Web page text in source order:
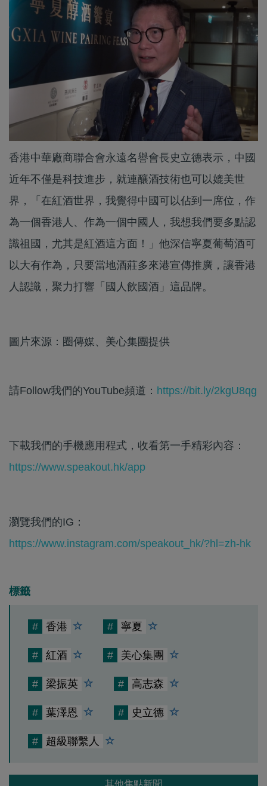
香港中華廠商聯合會永遠名譽會長史立德表示，中國
近年不僅是科技進步，就連釀酒技術也可以媲美世
界，「在紅酒世界，我覺得中國可以佔到一席位，作
為一個香港人、作為一個中國人，我想我們要多點認
識祖國，尤其是紅酒這方面！」他深信寧夏葡萄酒可
以大有作為，只要當地酒莊多來港宣傳推廣，讓香港
人認識，聚力打響「國人飲國酒」這品牌。
圖片來源：圈傳媒、美心集團提供
請Follow我們的YouTube頻道： https://bit.ly/2kgU8qg
下載我們的手機應用程式，收看第一手精彩內容：
https://www.speakout.hk/app
瀏覽我們的IG：
https://www.instagram.com/speakout_hk/?hl=zh-hk
標籤
# 香港 # 寧夏
# 紅酒 # 美心集團
# 梁振英 # 高志森
# 葉澤恩 # 史立德
# 超級聯繫人